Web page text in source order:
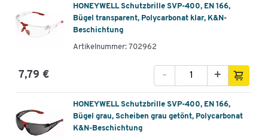
HONEYWELL Schutzbrille SVP-400, EN 166,
Bügel transparent, Polycarbonat klar, K&N-
Beschichtung
Artikelnummer: 702962
7,79 € +
-
HONEYWELL Schutzbrille SVP-400, EN 166,
Bügel grau, Scheiben grau getönt, Polycarbonat
K&N-Beschichtung